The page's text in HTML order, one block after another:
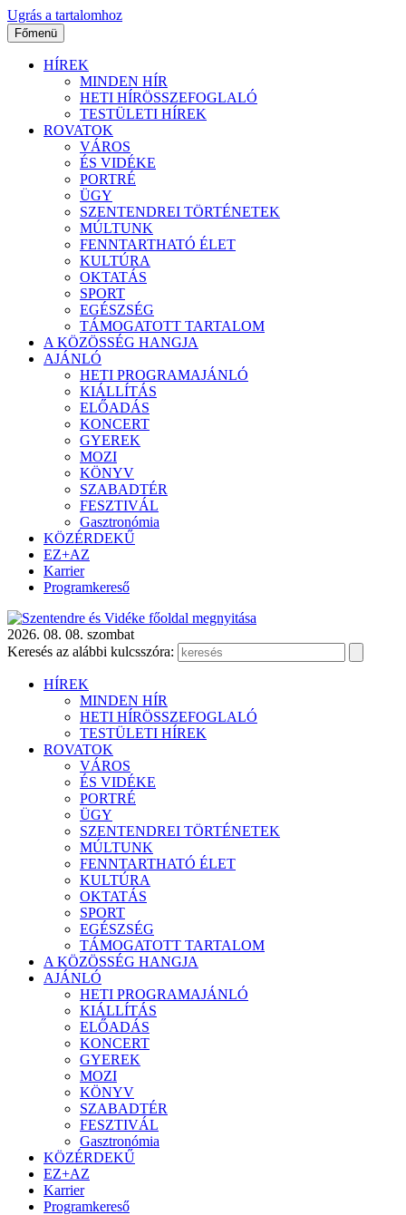
Ugrás a tartalomhoz
Főmenü
HÍREK
MINDEN HÍR
HETI HÍRÖSSZEFOGLALÓ
TESTÜLETI HÍREK
ROVATOK
VÁROS
ÉS VIDÉKE
PORTRÉ
ÜGY
SZENTENDREI TÖRTÉNETEK
MÚLTUNK
FENNTARTHATÓ ÉLET
KULTÚRA
OKTATÁS
SPORT
EGÉSZSÉG
TÁMOGATOTT TARTALOM
A KÖZÖSSÉG HANGJA
AJÁNLÓ
HETI PROGRAMAJÁNLÓ
KIÁLLÍTÁS
ELŐADÁS
KONCERT
GYEREK
MOZI
KÖNYV
SZABADTÉR
FESZTIVÁL
Gasztronómia
KÖZÉRDEKŰ
EZ+AZ
Karrier
Programkereső
2026. 08. 08. szombat
Keresés az alábbi kulcsszóra:
HÍREK
MINDEN HÍR
HETI HÍRÖSSZEFOGLALÓ
TESTÜLETI HÍREK
ROVATOK
VÁROS
ÉS VIDÉKE
PORTRÉ
ÜGY
SZENTENDREI TÖRTÉNETEK
MÚLTUNK
FENNTARTHATÓ ÉLET
KULTÚRA
OKTATÁS
SPORT
EGÉSZSÉG
TÁMOGATOTT TARTALOM
A KÖZÖSSÉG HANGJA
AJÁNLÓ
HETI PROGRAMAJÁNLÓ
KIÁLLÍTÁS
ELŐADÁS
KONCERT
GYEREK
MOZI
KÖNYV
SZABADTÉR
FESZTIVÁL
Gasztronómia
KÖZÉRDEKŰ
EZ+AZ
Karrier
Programkereső